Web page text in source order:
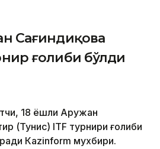
Сағиндиқова
ғолиби бўлди
18 ёшли Аружан
(Тунис) ITF турнири ғолиби
Каzinform мухбири.